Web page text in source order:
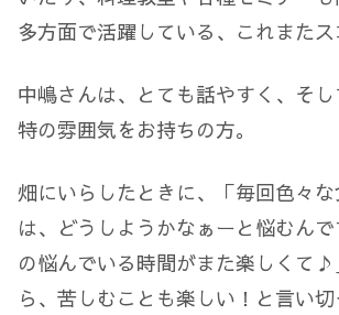
多方面で活躍している、これまたス
中嶋さんは、とても話やすく、そ
特の雰囲気をお持ちの方。
畑にいらしたときに、「毎回色々
は、どうしようかなぁーと悩むん
の悩んでいる時間がまた楽しくて
ら、苦しむことも楽しい！と言い